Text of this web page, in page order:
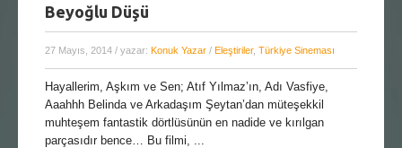
Beyoğlu Düşü
27 Mayıs, 2014 / yazar: Konuk Yazar / Eleştiriler, Türkiye Sineması
Hayallerim, Aşkım ve Sen; Atıf Yılmaz’ın, Adı Vasfiye,
Aaahhh Belinda ve Arkadaşım Şeytan’dan müteşekkil
muhteşem fantastik dörtlüsünün en nadide ve kırılgan
parçasıdır bence… Bu filmi, ...